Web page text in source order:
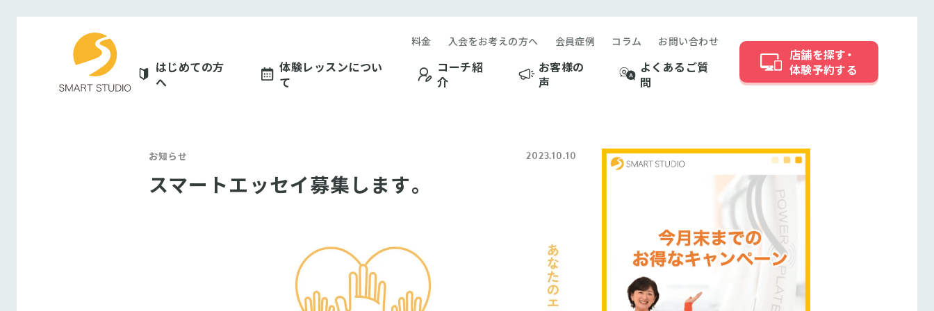
はじめての方
へ
体験レッスンについ
て
コーチ紹
介
お客様の
声
よくあるご質
問
料金 入会をお考えの方へ 会員症例 コラム お問い合わせ
店舗を探す・
体験予約する
お知らせ 2023.10.10
スマートエッセイ募集します。